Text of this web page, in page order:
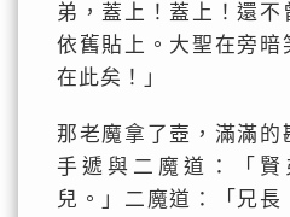
弟，蓋上！蓋上！還
依舊貼上。大聖在旁暗
在此矣！」
那老魔拿了壺，滿滿的
手遞與二魔道：「
兒。」二魔道：「兄